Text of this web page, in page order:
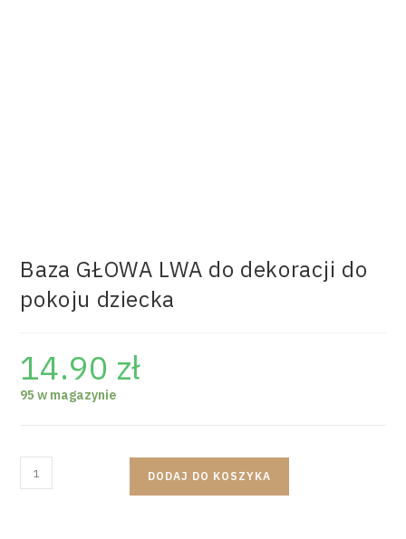
Baza GŁOWA LWA do dekoracji do
pokoju dziecka
14.90 zł
95 w magazynie
DODAJ DO KOSZYKA